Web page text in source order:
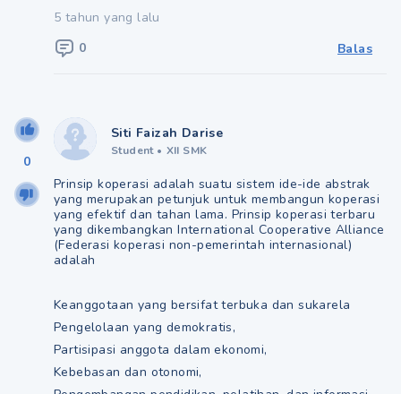
5 tahun yang lalu
0
Balas
0
Siti Faizah Darise
Student • XII SMK
Prinsip koperasi adalah suatu sistem ide-ide abstrak
yang merupakan petunjuk untuk membangun koperasi
yang efektif dan tahan lama. Prinsip koperasi terbaru
yang dikembangkan International Cooperative Alliance
(Federasi koperasi non-pemerintah internasional)
adalah
Keanggotaan yang bersifat terbuka dan sukarela
Pengelolaan yang demokratis,
Partisipasi anggota dalam ekonomi,
Kebebasan dan otonomi,